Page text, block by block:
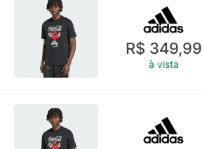
R$ 349,99
à vista